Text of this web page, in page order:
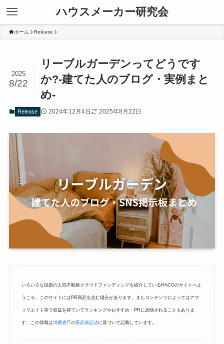
ハウスメーカー研究会
ホーム Release
リーブルガーデンってどうです
か?-建てた人のブログ・実例まと
め-
2025
8/22
Release 2024年12月4日 2025年8月22日
いろいろな話題の人気不動産クラウドファンディングを紹介しているHACOのサイトへよ
うこそ。このサイトにはPR商品を含む場合があります、またコンテンツによってはアフ
ィリエイト等で収益を得ていてランキングやおすすめ・PRに反映されることもありま
す。この情報は消費者庁の景品表記法に基づいて記載しています 。